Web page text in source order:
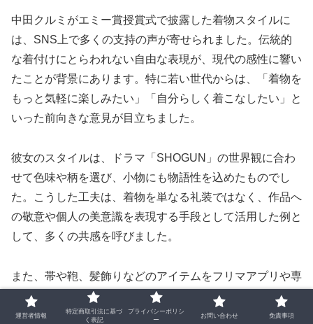
中田クルミがエミー賞授賞式で披露した着物スタイルに
は、SNS上で多くの支持の声が寄せられました。伝統的
な着付けにとらわれない自由な表現が、現代の感性に響い
たことが背景にあります。特に若い世代からは、「着物を
もっと気軽に楽しみたい」「自分らしく着こなしたい」と
いった前向きな意見が目立ちました。
彼女のスタイルは、ドラマ「SHOGUN」の世界観に合わ
せて色味や柄を選び、小物にも物語性を込めたものでし
た。こうした工夫は、着物を単なる礼装ではなく、作品へ
の敬意や個人の美意識を表現する手段として活用した例と
して、多くの共感を呼びました。
また、帯や鞄、髪飾りなどのアイテムをフリマアプリや専
門店で選んだことも話題となり、「価格や格式よりも、気
持ちや物語性が大切」とする価値観が広がるきっかけとな
運営者情報
特定商取引法に基づ
く表記
プライバシーポリシ
ー
お問い合わせ 免責事項